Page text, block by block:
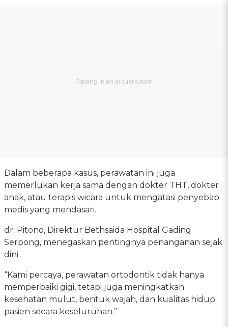
Dalam beberapa kasus, perawatan ini juga
memerlukan kerja sama dengan dokter THT, dokter
anak, atau terapis wicara untuk mengatasi penyebab
medis yang mendasari.
dr. Pitono, Direktur Bethsaida Hospital Gading
Serpong, menegaskan pentingnya penanganan sejak
dini.
“Kami percaya, perawatan ortodontik tidak hanya
memperbaiki gigi, tetapi juga meningkatkan
kesehatan mulut, bentuk wajah, dan kualitas hidup
pasien secara keseluruhan.”